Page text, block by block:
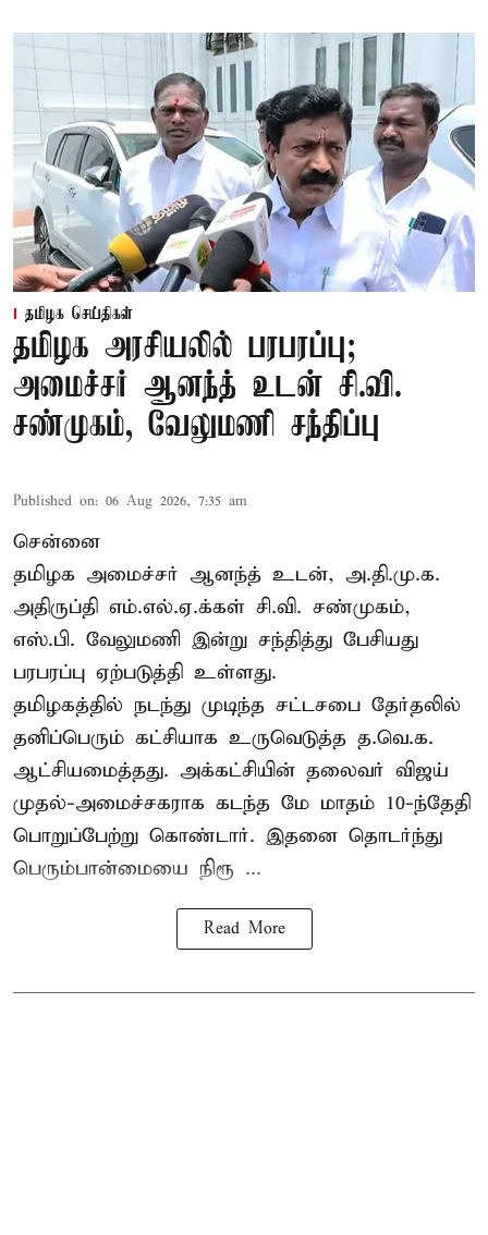
தமிழக செய்திகள்
தமிழக அரசியலில் பரபரப்பு;
அமைச்சர் ஆனந்த் உடன் சி.வி.
சண்முகம், வேலுமணி சந்திப்பு
Published on: 06 Aug 2026, 7:35 am
சென்னை
தமிழக அமைச்சர் ஆனந்த் உடன், அ.தி.மு.க.
அதிருப்தி எம்.எல்.ஏ.க்கள் சி.வி. சண்முகம்,
எஸ்.பி. வேலுமணி இன்று சந்தித்து பேசியது
பரபரப்பு ஏற்படுத்தி உள்ளது.
தமிழகத்தில் நடந்து முடிந்த சட்டசபை தேர்தலில்
தனிப்பெரும் கட்சியாக உருவெடுத்த த.வெ.க.
ஆட்சியமைத்தது. அக்கட்சியின் தலைவர் விஜய்
முதல்-அமைச்சகராக கடந்த மே மாதம் 10-ந்தேதி
பொறுப்பேற்று கொண்டார். இதனை தொடர்ந்து
பெரும்பான்மையை நிரூ ...
Read More